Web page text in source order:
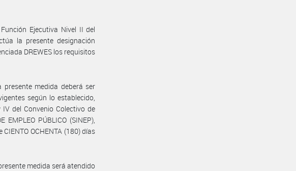
Ejecutiva Nivel II del
la presente designación
DREWES los requisitos
presente medida deberá ser
según lo establecido,
del Convenio Colectivo de
PÚBLICO (SINEP),
OCHENTA (180) días
medida será atendido